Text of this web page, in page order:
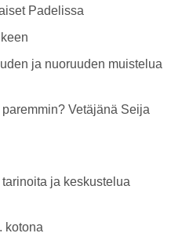
Padelissa
ja nuoruuden muistelua
Vetäjänä Seija
ja keskustelua
kotona